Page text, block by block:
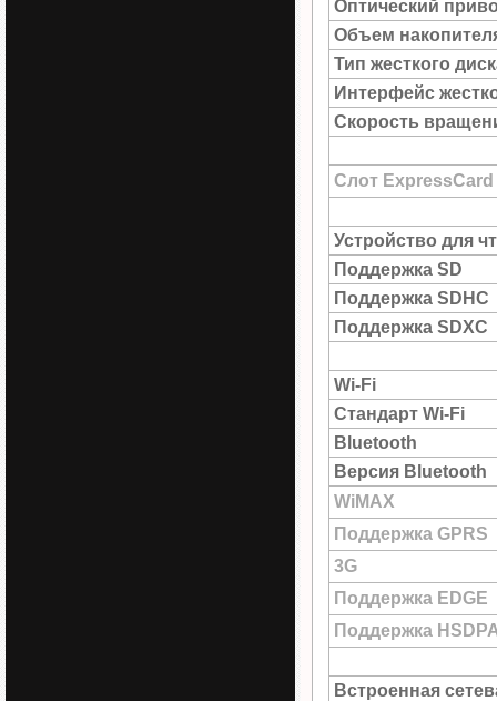
Оптический
Объем
Тип жесткого
Интерфейс
Скорость
Слот ExpressCard
Устройство для
Поддержка SD
Поддержка SDHC
Поддержка SDXC
Wi-Fi
Стандарт Wi-Fi
Bluetooth
Версия Bluetooth
WiMAX
Поддержка GPRS
3G
Поддержка EDGE
Поддержка
Встроенная